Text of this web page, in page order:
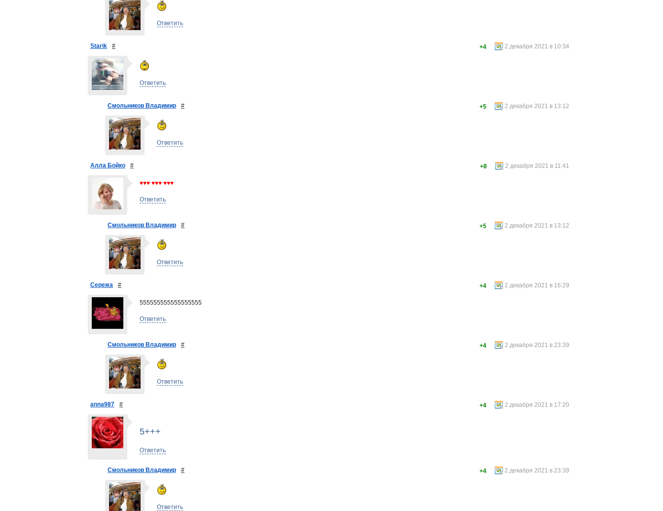
Ответить
Starik # 2 декабря 2021 в 10:34
+4
Ответить
Смольников Владимир # 2 декабря 2021 в 13:12
+5
Ответить
Алла Бойко # 2 декабря 2021 в 11:41
+8
♥♥♥ ♥♥♥ ♥♥♥
Ответить
Смольников Владимир # 2 декабря 2021 в 13:12
+5
Ответить
Сережа # 2 декабря 2021 в 16:29
+4
555555555555555555
Ответить
Смольников Владимир # 2 декабря 2021 в 23:39
+4
Ответить
anna987 # 2 декабря 2021 в 17:20
+4
5+++
Ответить
Смольников Владимир # 2 декабря 2021 в 23:39
+4
Ответить